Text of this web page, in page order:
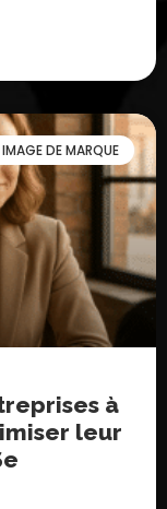
IMAGE DE MARQUE
à
leur